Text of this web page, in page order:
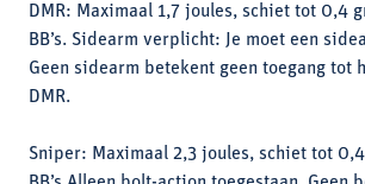
DMR: Maximaal 1,7 joules, schiet tot 0,4
BB’s. Sidearm verplicht: Je moet een
Geen sidearm betekent geen toegang tot
DMR.
Sniper: Maximaal 2,3 joules, schiet tot